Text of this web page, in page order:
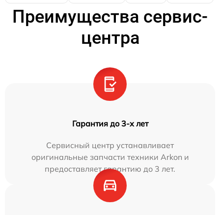
Преимущества сервис-
центра
Гарантия до 3-х лет
Сервисный центр устанавливает
оригинальные запчасти техники Arkon и
предоставляет гарантию до 3 лет.